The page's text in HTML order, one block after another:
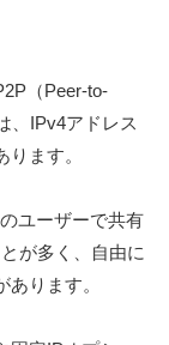
（Peer-to-
、IPv4アドレス
ます。
ユーザーで共有
が多く、自由に
ります。